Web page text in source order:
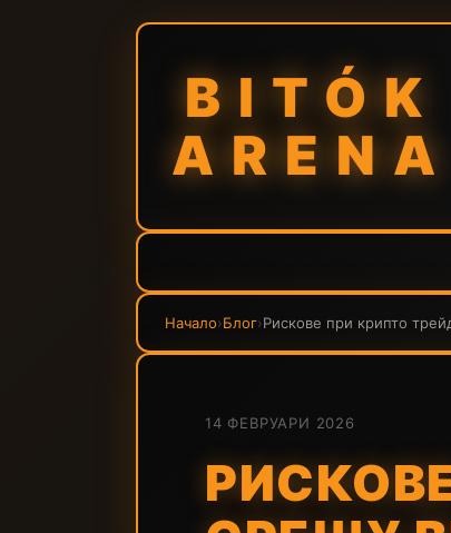
BITÓK
ARENA
Начало›Блог›Рискове при крипто
14 ФЕВРУАРИ 2026